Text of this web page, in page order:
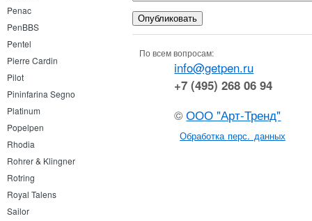
Penac
PenBBS
Pentel
Pierre Cardin
Pilot
Pininfarina Segno
Platinum
Popelpen
Rhodia
Rohrer & Klingner
Rotring
Royal Talens
Sailor
По всем вопросам:
info@getpen.ru
+7 (495) 268 06 94
©ООО "Арт-Тренд"
Обработка перс. данных